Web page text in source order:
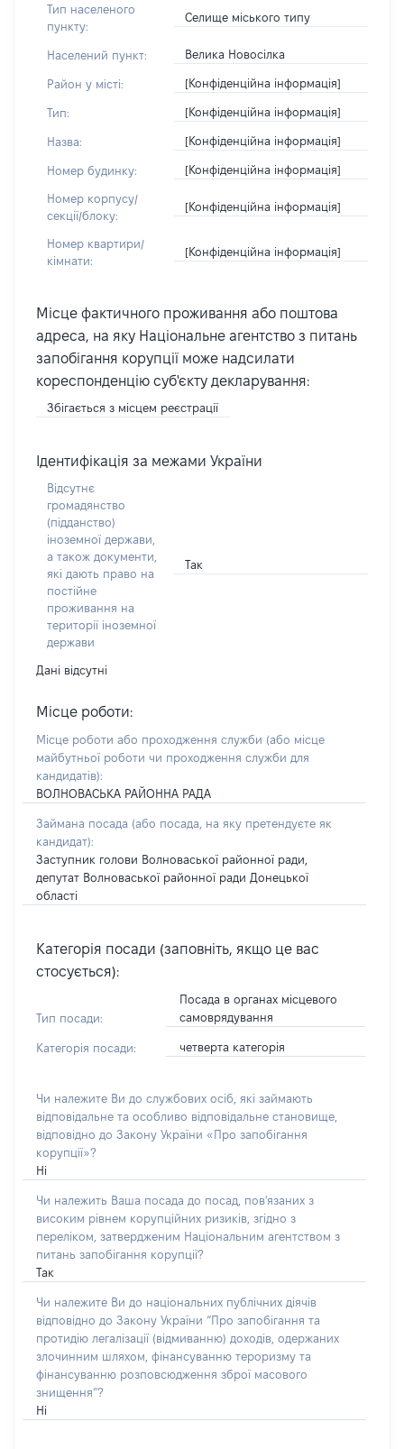
Тип населеного
пункту:
Селище міського типу
Населений пункт: Велика Новосілка
Район у місті: [Конфіденційна інформація]
Тип: [Конфіденційна інформація]
Назва: [Конфіденційна інформація]
Номер будинку: [Конфіденційна інформація]
Номер корпусу/
секції/блоку:
[Конфіденційна інформація]
Номер квартири/
кімнати:
[Конфіденційна інформація]
Місце фактичного проживання або поштова
адреса, на яку Національне агентство з питань
запобігання корупції може надсилати
кореспонденцію суб'єкту декларування:
Збігається з місцем реєстрації
Ідентифікація за межами України
Відсутнє
громадянство
(підданство)
іноземної держави,
а також документи,
які дають право на
постійне
проживання на
території іноземної
держави
Так
Дані відсутні
Місце роботи:
Місце роботи або проходження служби (або місце
майбутньої роботи чи проходження служби для
кандидатів):
ВОЛНОВАСЬКА РАЙОННА РАДА
Займана посада (або посада, на яку претендуєте як
кандидат):
Заступник голови Волноваської районної ради,
депутат Волноваської районної ради Донецької
області
Категорія посади (заповніть, якщо це вас
стосується):
Тип посади:
Посада в органах місцевого
самоврядування
Категорія посади: четверта категорія
Чи належите Ви до службових осіб, які займають
відповідальне та особливо відповідальне становище,
відповідно до Закону України «Про запобігання
корупції»?
Ні
Чи належить Ваша посада до посад, пов'язаних з
високим рівнем корупційних ризиків, згідно з
переліком, затвердженим Національним агентством з
питань запобігання корупції?
Так
Чи належите Ви до національних публічних діячів
відповідно до Закону України “Про запобігання та
протидію легалізації (відмиванню) доходів, одержаних
злочинним шляхом, фінансуванню тероризму та
фінансуванню розповсюдження зброї масового
знищення”?
Ні